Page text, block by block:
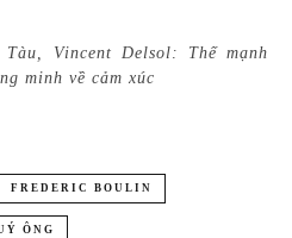
Vincent Delsol: Thế mạnh
minh về cảm xúc
FREDERIC BOULIN
ÔNG